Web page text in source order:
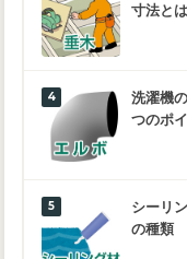
寸法とは
洗濯機
つのポ
シーリ
の種類